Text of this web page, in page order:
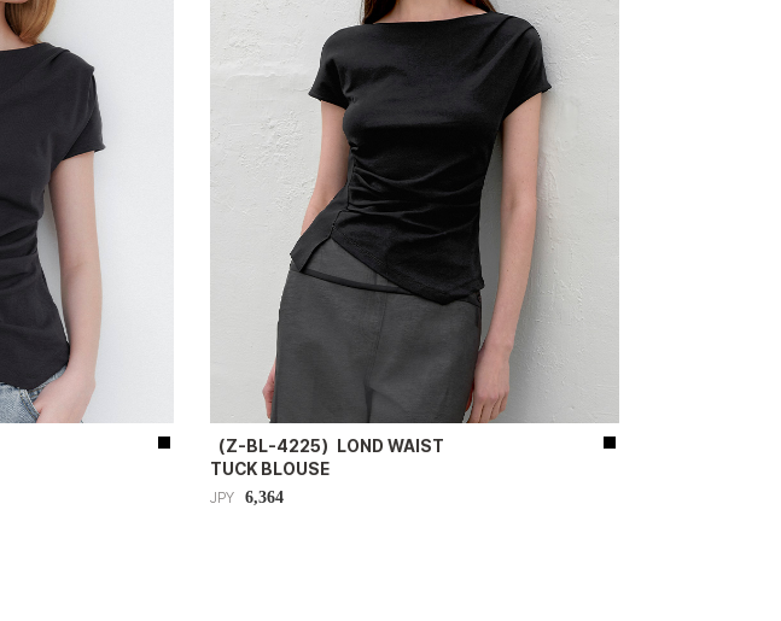
（Z-BL-4225）LOND WAIST
TUCK BLOUSE
JPY 6,364